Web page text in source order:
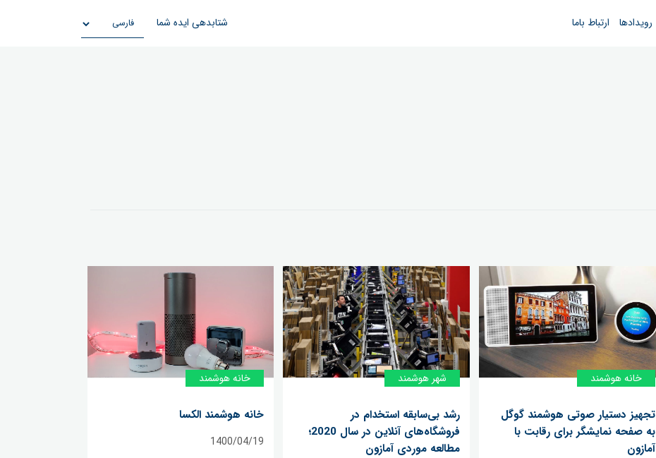
خانه هوشمند
تجهیز دستیار صوتی هوشمند گوگل
به صفحه نمایشگر برای رقابت با
آمازون
شهر هوشمند
رشد بی‌سابقه استخدام در
فروشگاه‌های آنلاین در سال 2020؛
مطالعه موردی آمازون
خانه‌ هوشمند
خانه هوشمند الکسا
1400/04/19
رویدادها ارتباط باما شتابدهی ایده شما